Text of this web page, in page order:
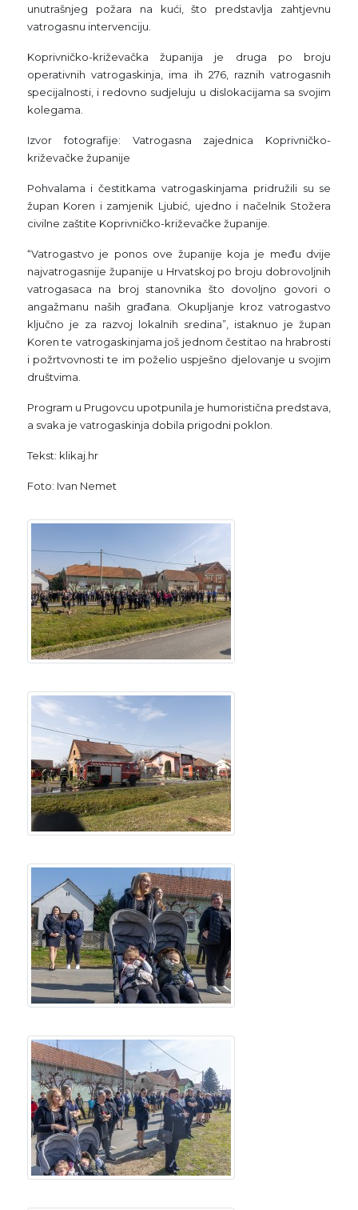
unutrašnjeg požara na kući, što predstavlja zahtjevnu
vatrogasnu intervenciju.
Koprivničko-križevačka županija je druga po broju
operativnih vatrogaskinja, ima ih 276, raznih vatrogasnih
specijalnosti, i redovno sudjeluju u dislokacijama sa svojim
kolegama.
Izvor fotografije: Vatrogasna zajednica Koprivničko-
križevačke županije
Pohvalama i čestitkama vatrogaskinjama pridružili su se
župan Koren i zamjenik Ljubić, ujedno i načelnik Stožera
civilne zaštite Koprivničko-križevačke županije.
“Vatrogastvo je ponos ove županije koja je među dvije
najvatrogasnije županije u Hrvatskoj po broju dobrovoljnih
vatrogasaca na broj stanovnika što dovoljno govori o
angažmanu naših građana. Okupljanje kroz vatrogastvo
ključno je za razvoj lokalnih sredina”, istaknuo je župan
Koren te vatrogaskinjama još jednom čestitao na hrabrosti
i požrtvovnosti te im poželio uspješno djelovanje u svojim
društvima.
Program u Prugovcu upotpunila je humoristična predstava,
a svaka je vatrogaskinja dobila prigodni poklon.
Tekst: klikaj.hr
Foto: Ivan Nemet